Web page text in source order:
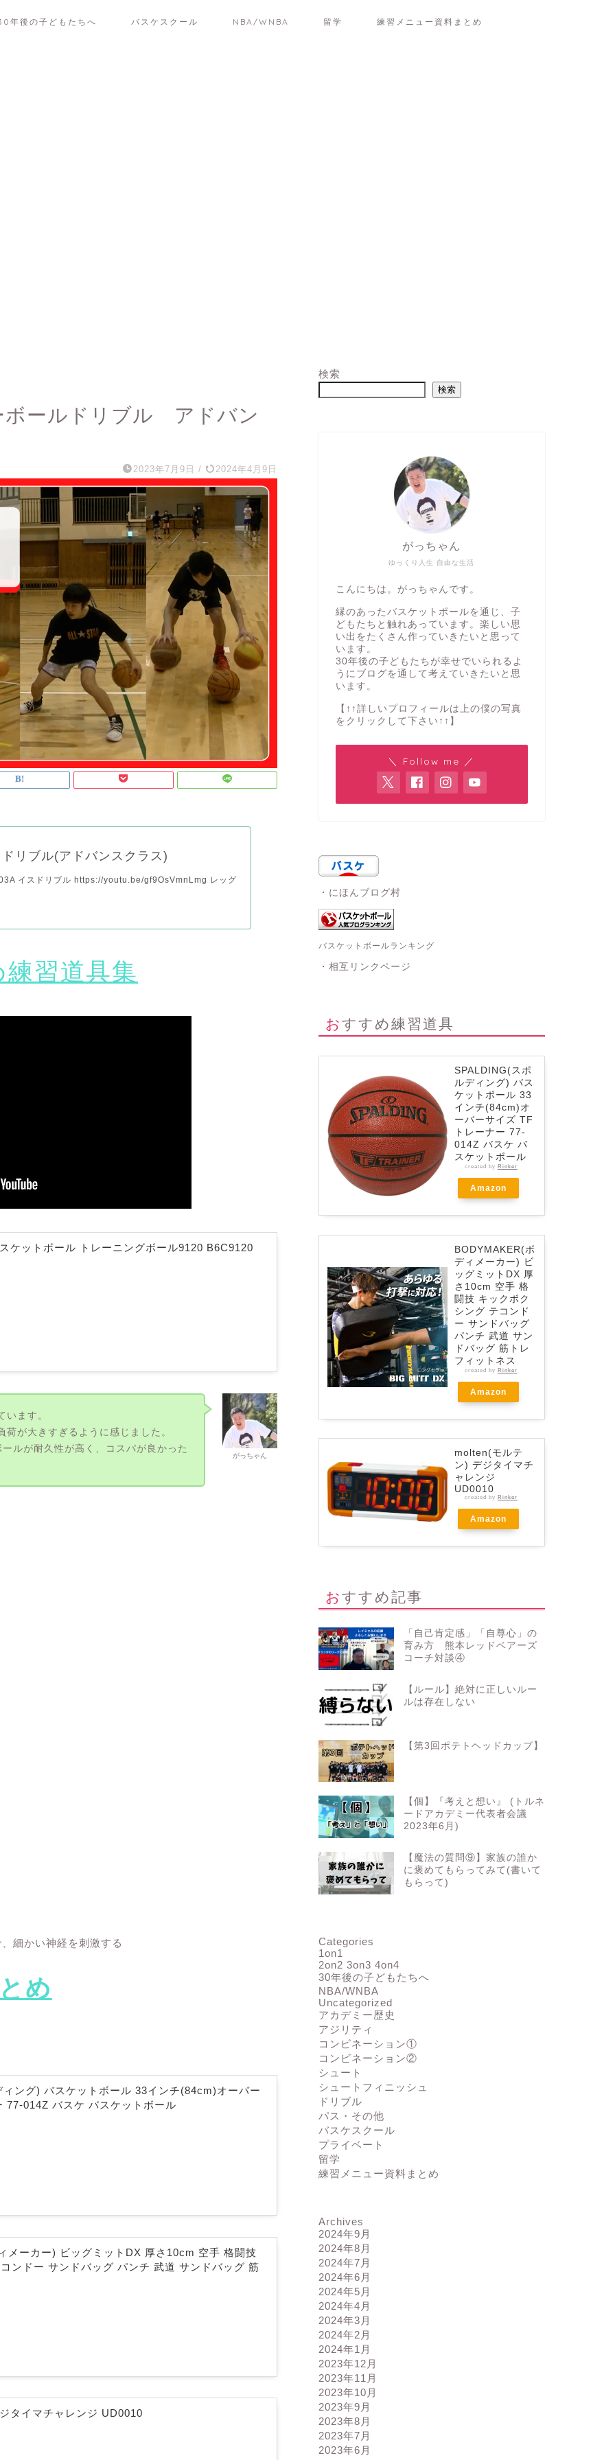
年後の子どもたちへ バスケスクール NBA/WNBA 留学 練習メニュー資料まとめ
ボールドリブル アドバン
2023年7月9日 / 2024年4月9日
リブル(アドバンスクラス)
イスドリブル https://youtu.be/gf9OsVmnLmg レッグ
習道具集
ケットボール トレーニングボール9120 B6C9120
がっちゃん
ます。
が大きすぎるように感じました。
ルが耐久性が高く、コスパが良かった
細かい神経を刺激する
め
ング) バスケットボール 33インチ(84cm)オーバー
77-014Z バスケ バスケットボール
メーカー) ビッグミットDX 厚さ10cm 空手 格闘技
ンドー サンドバッグ パンチ 武道 サンドバッグ 筋
タイマチャレンジ UD0010
検索
検索
ゆっくり人生 自由な生活
がっちゃん
こんにちは。がっちゃんです。
縁のあったバスケットボールを通じ、子
どもたちと触れあっています。楽しい思
い出をたくさん作っていきたいと思って
います。
30年後の子どもたちが幸せでいられるよ
うにブログを通して考えていきたいと思
います。
【↑↑詳しいプロフィールは上の僕の写真
をクリックして下さい↑↑】
＼ Follow me ／
・にほんブログ村
バスケットボールランキング
・相互リンクページ
おすすめ練習道具
SPALDING(スポ
ルディング) バス
ケットボール 33
インチ(84cm)オ
ーバーサイズ TF
トレーナー 77-
014Z バスケ バ
スケットボール
created by Rinker
Amazon
BODYMAKER(ボ
ディメーカー) ビ
ッグミットDX 厚
さ10cm 空手 格
闘技 キックボク
シング テコンド
ー サンドバッグ
パンチ 武道 サン
ドバッグ 筋トレ
フィットネス
created by Rinker
Amazon
molten(モルテ
ン) デジタイマチ
ャレンジ
UD0010
created by Rinker
Amazon
おすすめ記事
「自己肯定感」「自尊心」の
育み方 熊本レッドベアーズ
コーチ対談④
【ルール】絶対に正しいルー
ルは存在しない
【第3回ポテトヘッドカップ】
【個】『考えと想い』 (トルネ
ードアカデミー代表者会議
2023年6月)
【魔法の質問⑨】家族の誰か
に褒めてもらってみて(書いて
もらって)
Categories
1on1
2on2 3on3 4on4
30年後の子どもたちへ
NBA/WNBA
Uncategorized
アカデミー歴史
アジリティ
コンビネーション①
コンビネーション②
シュート
シュートフィニッシュ
ドリブル
パス・その他
バスケスクール
プライベート
留学
練習メニュー資料まとめ
Archives
2024年9月
2024年8月
2024年7月
2024年6月
2024年5月
2024年4月
2024年3月
2024年2月
2024年1月
2023年12月
2023年11月
2023年10月
2023年9月
2023年8月
2023年7月
2023年6月